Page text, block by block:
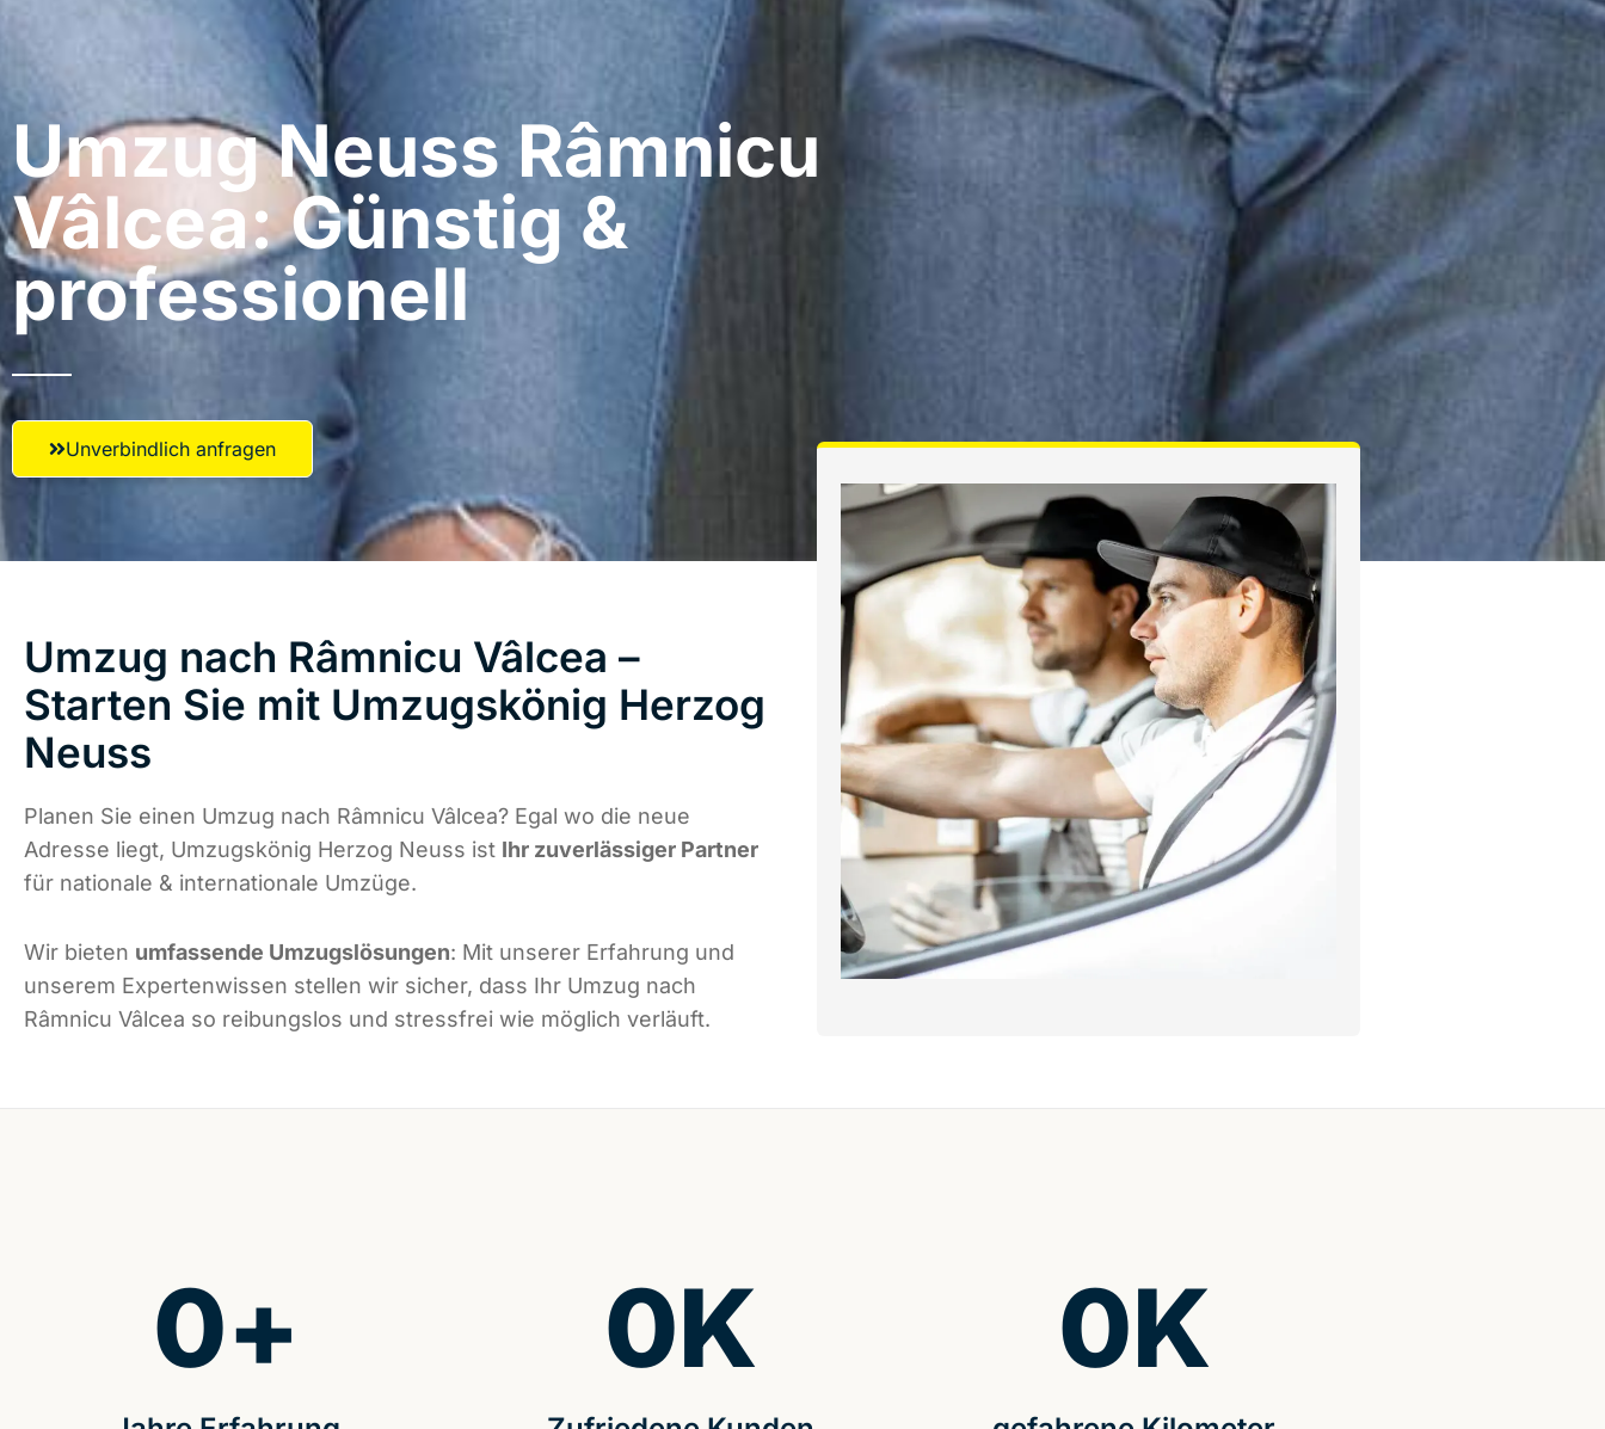
Umzug Neuss​ Râmnicu
Vâlcea: Günstig &
professionell​
Unverbindlich anfragen
Umzug nach Râmnicu Vâlcea –
Starten Sie mit Umzugskönig Herzog
Neuss
Planen Sie einen Umzug nach Râmnicu Vâlcea? Egal wo die neue
Adresse liegt, Umzugskönig Herzog Neuss ist Ihr zuverlässiger Partner
für nationale & internationale Umzüge.
Wir bieten umfassende Umzugslösungen: Mit unserer Erfahrung und
unserem Expertenwissen stellen wir sicher, dass Ihr Umzug nach
Râmnicu Vâlcea so reibungslos und stressfrei wie möglich verläuft.
0+ 0K 0K